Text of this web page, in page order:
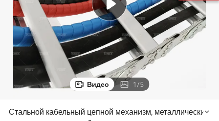
Видео 1/5
Стальной кабельный цепной механизм, металлический